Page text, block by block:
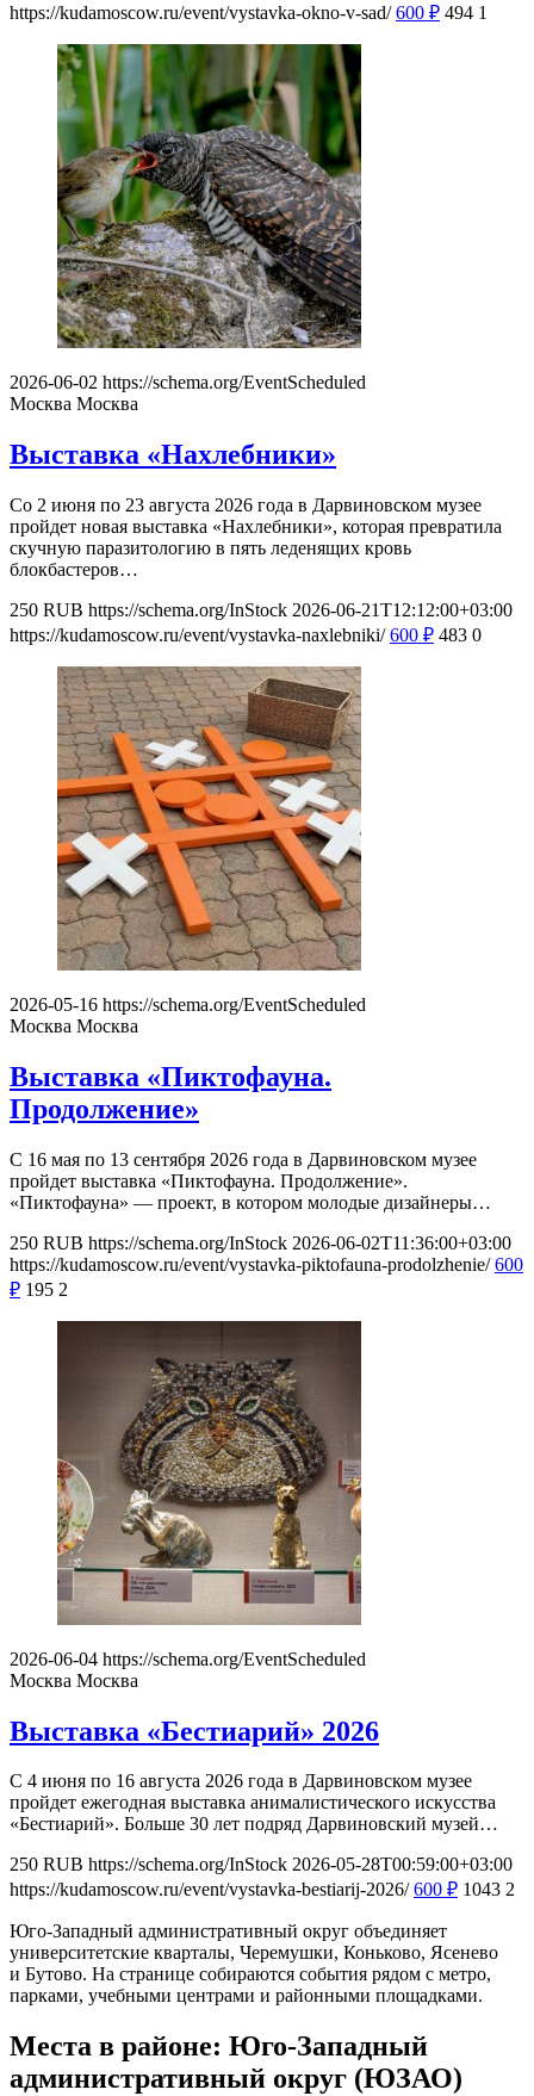
https://kudamoscow.ru/event/vystavka-okno-v-sad/ 600 ₽ 494 1
2026-06-02 https://schema.org/EventScheduled
Москва Москва
Выставка «Нахлебники»
Со 2 июня по 23 августа 2026 года в Дарвиновском музее
пройдет новая выставка «Нахлебники», которая превратила
скучную паразитологию в пять леденящих кровь
блокбастеров…
250 RUB https://schema.org/InStock 2026-06-21T12:12:00+03:00
https://kudamoscow.ru/event/vystavka-naxlebniki/ 600 ₽ 483 0
2026-05-16 https://schema.org/EventScheduled
Москва Москва
Выставка «Пиктофауна.
Продолжение»
С 16 мая по 13 сентября 2026 года в Дарвиновском музее
пройдет выставка «Пиктофауна. Продолжение».
«Пиктофауна» — проект, в котором молодые дизайнеры…
250 RUB https://schema.org/InStock 2026-06-02T11:36:00+03:00
https://kudamoscow.ru/event/vystavka-piktofauna-prodolzhenie/ 600
₽ 195 2
2026-06-04 https://schema.org/EventScheduled
Москва Москва
Выставка «Бестиарий» 2026
С 4 июня по 16 августа 2026 года в Дарвиновском музее
пройдет ежегодная выставка анималистического искусства
«Бестиарий». Больше 30 лет подряд Дарвиновский музей…
250 RUB https://schema.org/InStock 2026-05-28T00:59:00+03:00
https://kudamoscow.ru/event/vystavka-bestiarij-2026/ 600 ₽ 1043 2
Юго-Западный административный округ объединяет
университетские кварталы, Черемушки, Коньково, Ясенево
и Бутово. На странице собираются события рядом с метро,
парками, учебными центрами и районными площадками.
Места в районе: Юго-Западный
административный округ (ЮЗАО)